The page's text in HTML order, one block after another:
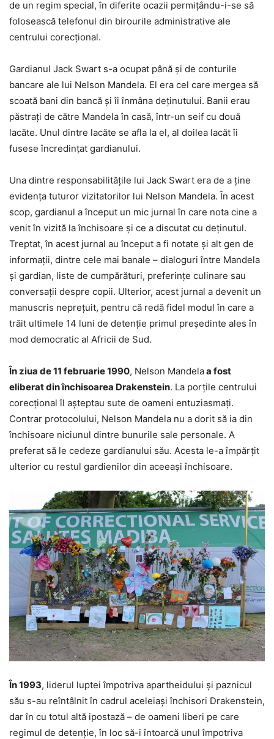
de un regim special, în diferite ocazii permiţându-i-se să
folosească telefonul din birourile administrative ale
centrului corecţional.
Gardianul Jack Swart s-a ocupat până şi de conturile
bancare ale lui Nelson Mandela. El era cel care mergea să
scoată bani din bancă şi îi înmâna deţinutului. Banii erau
păstraţi de către Mandela în casă, într-un seif cu două
lacăte. Unul dintre lacăte se afla la el, al doilea lacăt îi
fusese încredinţat gardianului.
Una dintre responsabilităţile lui Jack Swart era de a ţine
evidenţa tuturor vizitatorilor lui Nelson Mandela. În acest
scop, gardianul a început un mic jurnal în care nota cine a
venit în vizită la închisoare şi ce a discutat cu deţinutul.
Treptat, în acest jurnal au început a fi notate şi alt gen de
informaţii, dintre cele mai banale – dialoguri între Mandela
şi gardian, liste de cumpărături, preferinţe culinare sau
conversaţii despre copii. Ulterior, acest jurnal a devenit un
manuscris nepreţuit, pentru că redă fidel modul în care a
trăit ultimele 14 luni de detenţie primul preşedinte ales în
mod democratic al Africii de Sud.
În ziua de 11 februarie 1990, Nelson Mandelaa fost
eliberat din închisoarea Drakenstein. La porţile centrului
corecţional îl aşteptau sute de oameni entuziasmaţi.
Contrar protocolului, Nelson Mandela nu a dorit să ia din
închisoare niciunul dintre bunurile sale personale. A
preferat să le cedeze gardianului său. Acesta le-a împărţit
ulterior cu restul gardienilor din aceeaşi închisoare.
În 1993, liderul luptei împotriva apartheidului şi paznicul
său s-au reîntâlnit în cadrul aceleiaşi închisori Drakenstein,
dar în cu totul altă ipostază – de oameni liberi pe care
regimul de detenţie, în loc să-i întoarcă unul împotriva